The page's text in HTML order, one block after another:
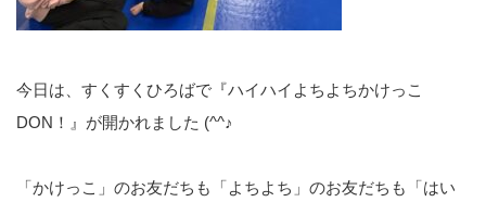
今日は、すくすくひろばで『ハイハイよちよちかけっこ
DON！』が開かれました (^^♪
「かけっこ」のお友だちも「よちよち」のお友だちも「はい